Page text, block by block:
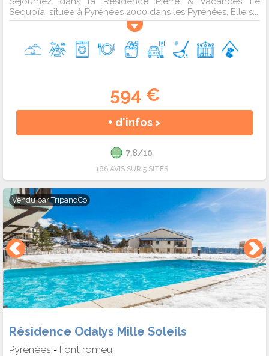
Sequoïa, située à Pyrénées 2000 dans les Pyrénées. Elle s...
594 €
+ d'infos >
7.8/10
186 AVIS SUR 5 SITES
Vendu parTripandCo
Résidence Odalys Mille Soleils
Pyrénées - Font romeu